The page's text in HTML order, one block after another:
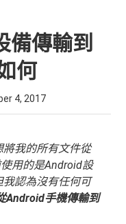
備傳輸到
何
4, 2017
將我的所有文件從
用的是Android設
認為沒有任何可
Android手機傳輸到